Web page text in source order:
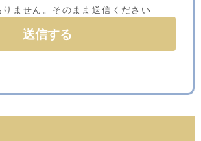
ません。そのまま送信ください